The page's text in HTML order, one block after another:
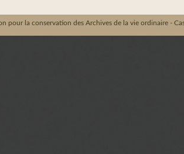
pour la conservation des Archives de la vie ordinaire -